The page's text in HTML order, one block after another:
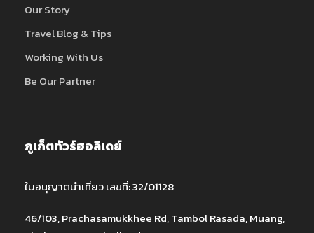
Our Story
Travel Blog & Tips
Working With Us
Be Our Partner
ภูเก็ตทัวร์ฮอลิเดย์
ใบอนุญาตนำเที่ยว เลขที่: 32/01128
46/103, Prachasamukkhee Rd, Tambol Rasada, Muang,